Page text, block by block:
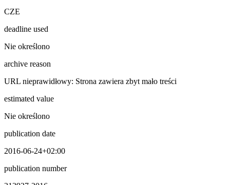
CZE
deadline used
Nie określono
archive reason
URL nieprawidłowy: Strona zawiera zbyt mało treści
estimated value
Nie określono
publication date
2016-06-24+02:00
publication number